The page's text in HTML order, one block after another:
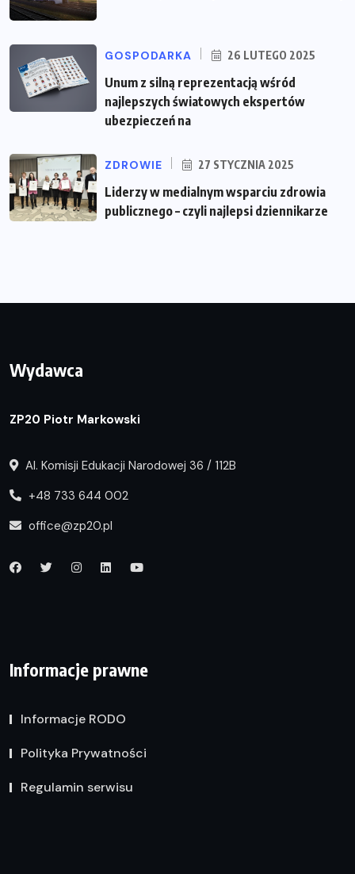
GOSPODARKA 26 LUTEGO 2025
Unum z silną reprezentacją wśród
najlepszych światowych ekspertów
ubezpieczeń na
ZDROWIE 27 STYCZNIA 2025
Liderzy w medialnym wsparciu zdrowia
publicznego – czyli najlepsi dziennikarze
Wydawca
ZP20 Piotr Markowski
Al. Komisji Edukacji Narodowej 36 / 112B
+48 733 644 002
office@zp20.pl
Informacje prawne
Informacje RODO
Polityka Prywatności
Regulamin serwisu